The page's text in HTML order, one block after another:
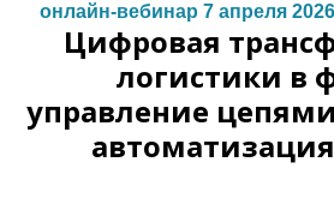
онлайн-вебинар 7 апреля
Цифровая
логистики в
управление